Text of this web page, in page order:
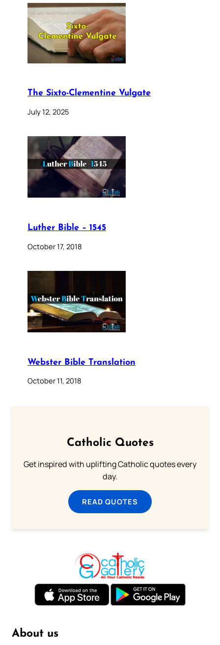
The Sixto-Clementine Vulgate
July 12, 2025
Luther Bible – 1545
October 17, 2018
Webster Bible Translation
October 11, 2018
Catholic Quotes
Get inspired with uplifting Catholic quotes every
day.
READ QUOTES
About us